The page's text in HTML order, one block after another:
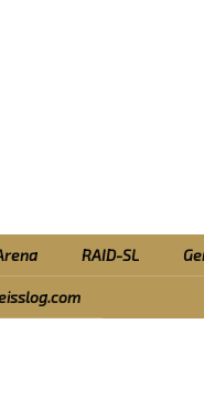
RAID-SL